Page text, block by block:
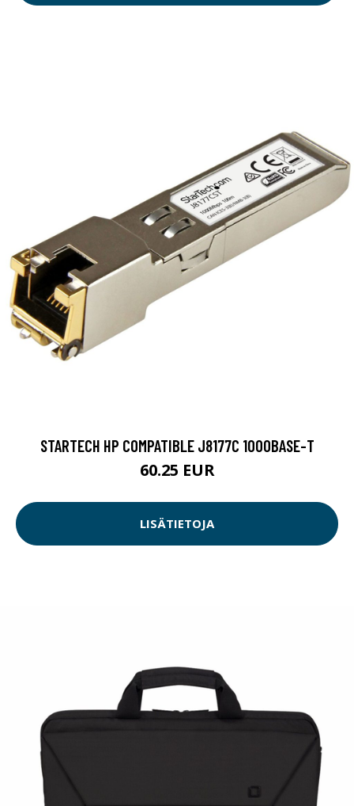
STARTECH HP COMPATIBLE J8177C 1000BASE-T
60.25 EUR
LISÄTIETOJA